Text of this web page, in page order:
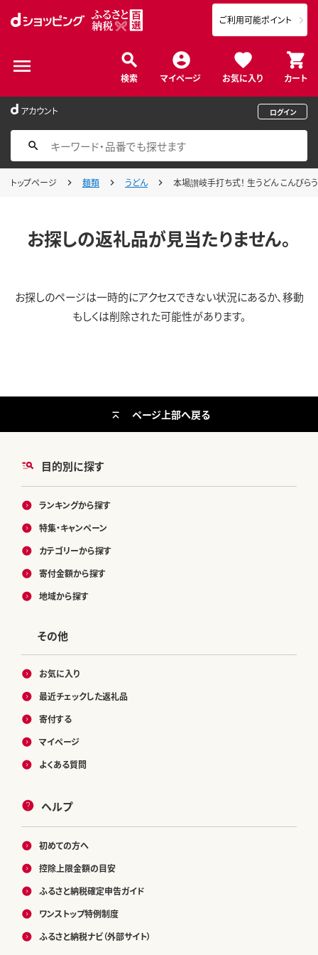
検索 マイページ お気に入り カート
ご利用可能ポイント
アカウント ログイン
トップページ 麺類 うどん 本場讃岐手打ち式！ 生うどん こんぴ
お探しの返礼品が見当たりません。
お探しのページは一時的にアクセスできない状況にあるか、移動
もしくは削除された可能性があります。
目的別に探す
ランキングから探す
特集・キャンペーン
カテゴリーから探す
寄付金額から探す
地域から探す
その他
お気に入り
最近チェックした返礼品
寄付する
マイページ
よくある質問
ヘルプ
初めての方へ
控除上限金額の目安
ふるさと納税確定申告ガイド
ワンストップ特例制度
ふるさと納税ナビ（外部サイト）
ページ上部へ戻る